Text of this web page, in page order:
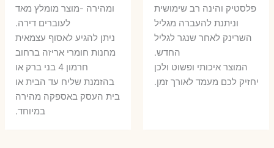
פלסטיק והינה רב שימושית
וניתנת להעברה מגליל
השרינק לאחר שנגר לגליל
החדש.
המוצר איכותי ופשוט ולכן
יחזיק לכם מעמד לאורך זמן.
ומהירה -מוצר מומלץ מאד
לעוברים דירה.
ניתן להגיע לאסוף עצמאית
מחנות חומרי אריזה ברחוב
חרמון 4 בני ברק או
בהזמנת שליח עד הבית או
בית העסק באספקה מהירה
במיוחד.